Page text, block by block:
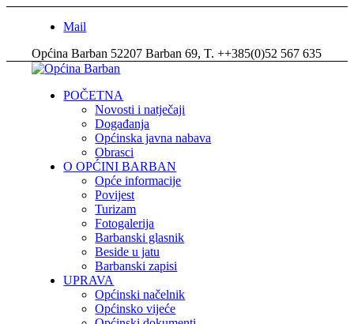
Mail
Općina Barban 52207 Barban 69, T. ++385(0)52 567 635
POČETNA
Novosti i natječaji
Događanja
Općinska javna nabava
Obrasci
O OPĆINI BARBAN
Opće informacije
Povijest
Turizam
Fotogalerija
Barbanski glasnik
Beside u jatu
Barbanski zapisi
UPRAVA
Općinski načelnik
Općinsko vijeće